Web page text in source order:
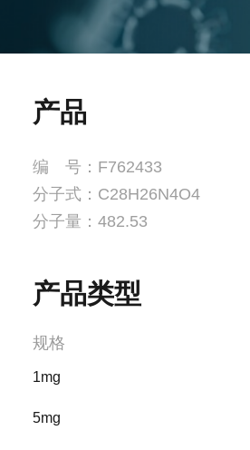
产品
编 号：F762433
分子式：C28H26N4O4
分子量：482.53
产品类型
规格
1mg
5mg